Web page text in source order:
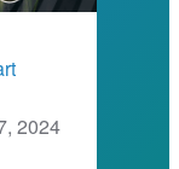
2024